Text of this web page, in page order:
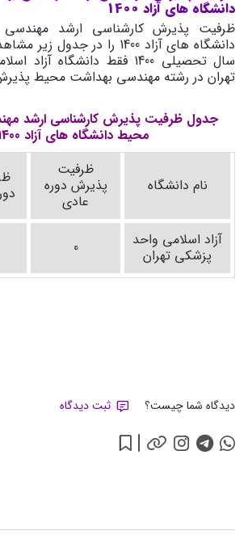
دانشگاه های آزاد 1400
ظرفیت پذیرش کارشناسی ارشد
دانشگاه های آزاد 1400 را در
سال تحصیلی 1400 فقط دانشگاه
تهران در رشته مهندسی بهداشت محیط
جدول ظرفیت پذیرش کارشناسی ارشد
محیط دانشگاه های آزاد 1400
نام دانشگاه
ظرفیت
پذیرش دوره
عادی
آزاد اسلامی واحد
پزشکی تهران
0
دیدگاه شما چیست؟ ثبت دیدگاه